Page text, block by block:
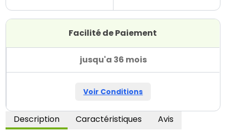
Facilité de Paiement
jusqu'a 36 mois
Voir Conditions
Description Caractéristiques Avis